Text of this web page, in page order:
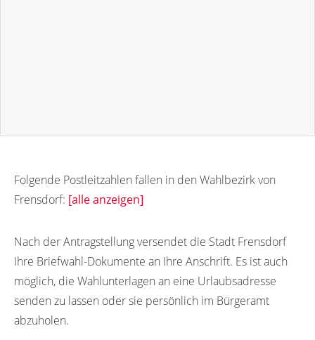
Folgende Postleitzahlen fallen in den Wahlbezirk von
Frensdorf: [alle anzeigen]
Nach der Antragstellung versendet die Stadt Frensdorf
Ihre Briefwahl-Dokumente an Ihre Anschrift. Es ist auch
möglich, die Wahlunterlagen an eine Urlaubsadresse
senden zu lassen oder sie persönlich im Bürgeramt
abzuholen.